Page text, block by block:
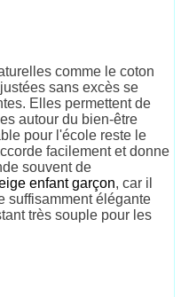
comme le coton
sans excès se
Elles permettent de
autour du bien-être
pour l'école reste le
facilement et donne
souvent de
enfant garçon, car il
suffisamment élégante
très souple pour les